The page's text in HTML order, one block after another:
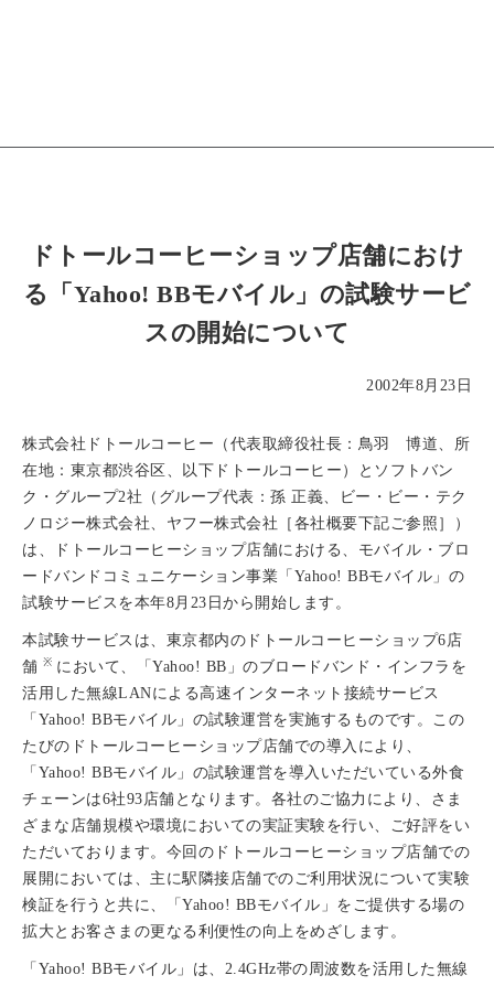
ドトールコーヒーショップ店舗におけ
る「Yahoo! BBモバイル」の試験サービ
スの開始について
2002年8月23日
株式会社ドトールコーヒー（代表取締役社長：鳥羽 博道、所
在地：東京都渋谷区、以下ドトールコーヒー）とソフトバン
ク・グループ2社（グループ代表：孫 正義、ビー・ビー・テク
ノロジー株式会社、ヤフー株式会社［各社概要下記ご参照］）
は、ドトールコーヒーショップ店舗における、モバイル・ブロ
ードバンドコミュニケーション事業「Yahoo! BBモバイル」の
試験サービスを本年8月23日から開始します。
本試験サービスは、東京都内のドトールコーヒーショップ6店
舗 ※ において、「Yahoo! BB」のブロードバンド・インフラを
活用した無線LANによる高速インターネット接続サービス
「Yahoo! BBモバイル」の試験運営を実施するものです。この
たびのドトールコーヒーショップ店舗での導入により、
「Yahoo! BBモバイル」の試験運営を導入いただいている外食
チェーンは6社93店舗となります。各社のご協力により、さま
ざまな店舗規模や環境においての実証実験を行い、ご好評をい
ただいております。今回のドトールコーヒーショップ店舗での
展開においては、主に駅隣接店舗でのご利用状況について実験
検証を行うと共に、「Yahoo! BBモバイル」をご提供する場の
拡大とお客さまの更なる利便性の向上をめざします。
「Yahoo! BBモバイル」は、2.4GHz帯の周波数を活用した無線